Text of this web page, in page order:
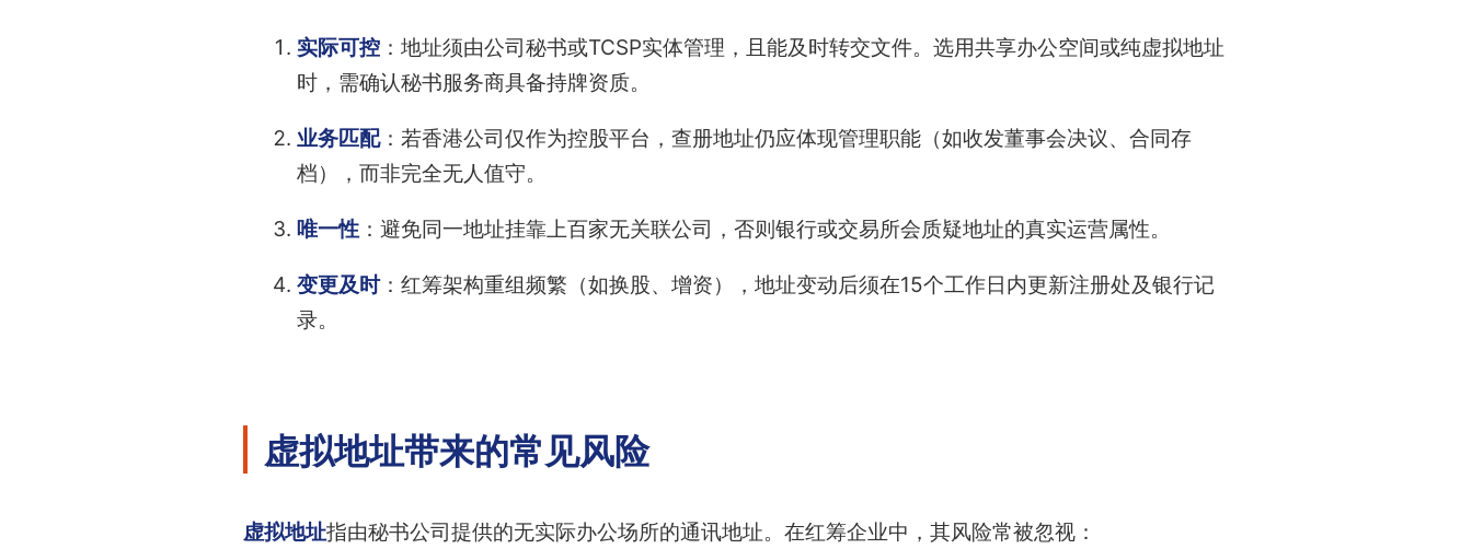
实际可控：地址须由公司秘书或TCSP实体管理，且能及时转交文件。选用共享办公空间或纯虚拟地址
时，需确认秘书服务商具备持牌资质。
业务匹配：若香港公司仅作为控股平台，查册地址仍应体现管理职能（如收发董事会决议、合同存
档），而非完全无人值守。
唯一性：避免同一地址挂靠上百家无关联公司，否则银行或交易所会质疑地址的真实运营属性。
变更及时：红筹架构重组频繁（如换股、增资），地址变动后须在15个工作日内更新注册处及银行记
录。
虚拟地址带来的常见风险
虚拟地址指由秘书公司提供的无实际办公场所的通讯地址。在红筹企业中，其风险常被忽视：